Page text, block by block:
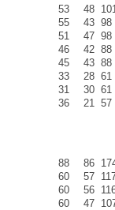
53 48
55 43 98
51 47 98
46 42 88
45 43 88
33 28 61
31 30 61
36 21 57
88 86
60 57
60 56
60 47